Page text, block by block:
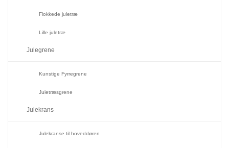
Flokkede juletræ
Lille juletræ
Julegrene
Kunstige Fyrregrene
Juletræsgrene
Julekrans
Julekranse til hoveddøren